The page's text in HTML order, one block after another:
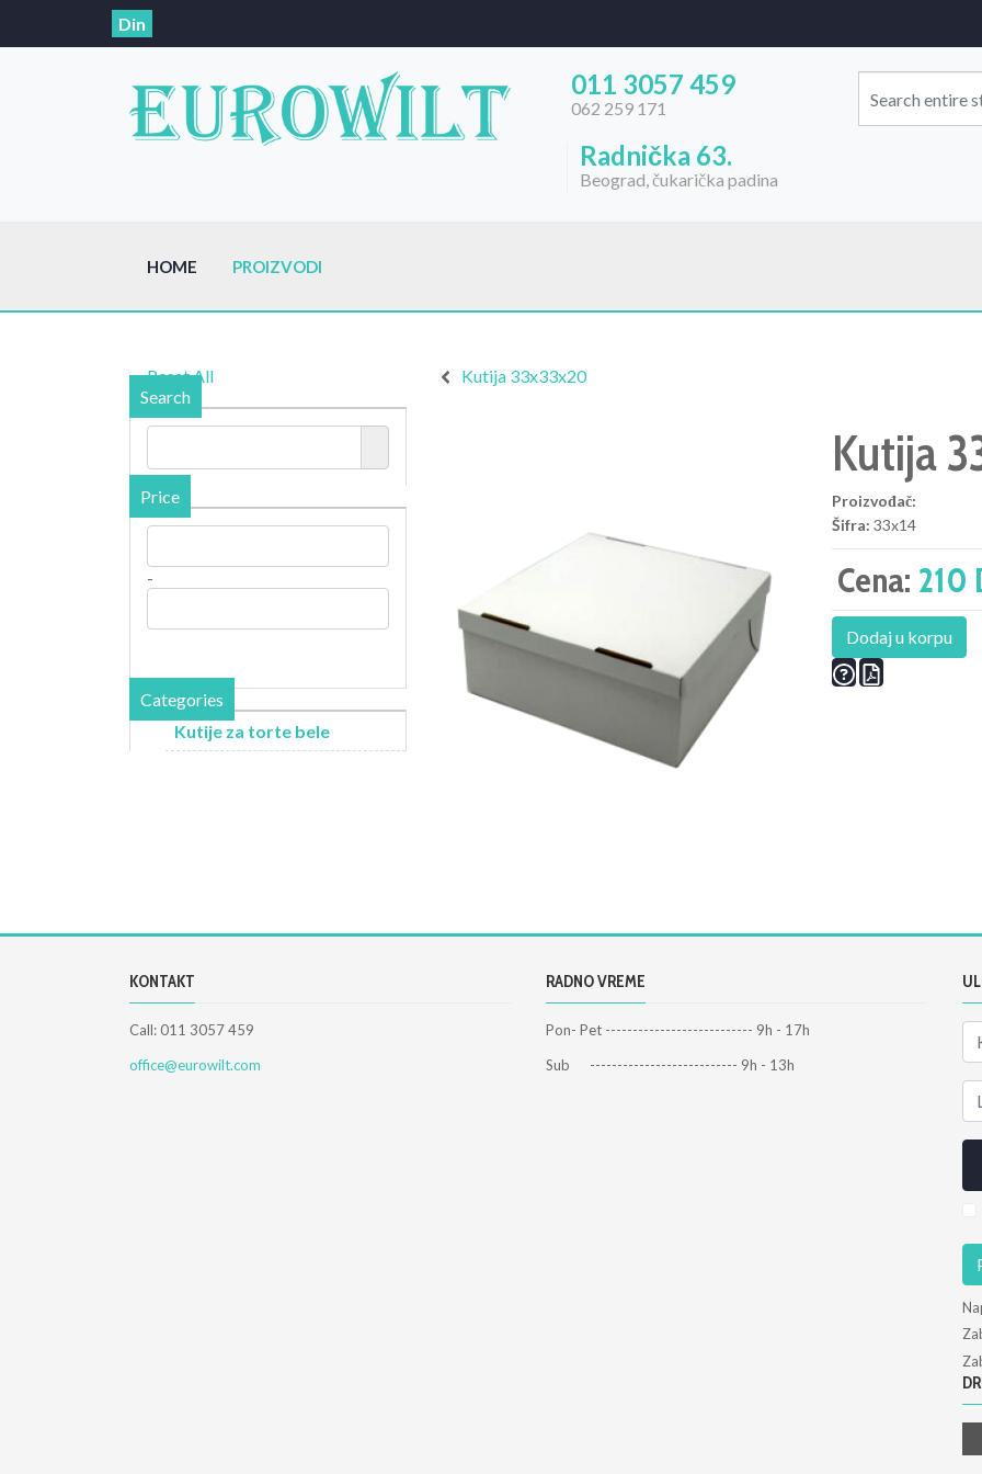
Din
011 3057 459
062 259 171
Radnička 63.
Beograd, čukarička padina
HOME PROIZVODI
Kutija 33x33x20
Kutija
Proizvođač:
Šifra: 33x14
Cena: 210
Dodaj u korpu
Reset All
Search
Price
-
Categories
Kutije za torte bele
KONTAKT
Call: 011 3057 459
office@eurowilt.com
RADNO VREME
Pon- Pet --------------------------- 9h - 17h
Sub --------------------------- 9h - 13h